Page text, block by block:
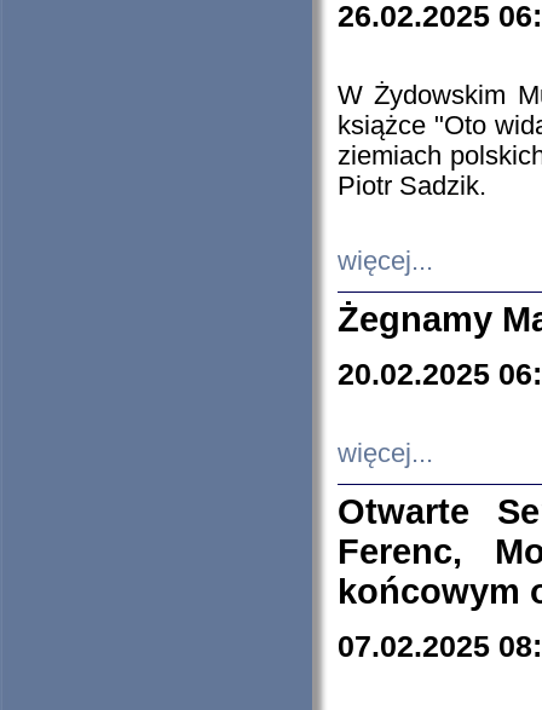
26.02.2025
W Żydowskim
książce "Oto
ziemiach
Piotr Sadzik.
więcej...
Żegnamy
20.02.2025
więcej...
Otwarte
Ferenc,
końcowym
07.02.2025